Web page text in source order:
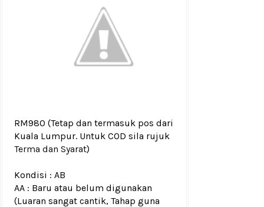
RM980 (Tetap dan termasuk pos dari
Kuala Lumpur. Untuk COD sila rujuk
Terma dan Syarat)
Kondisi : AB
AA : Baru atau belum digunakan
(Luaran sangat cantik, Tahap guna